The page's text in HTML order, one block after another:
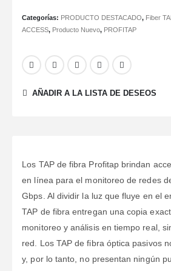
Categorías: PRODUCTO DESTACADO, Fiber
ACCESS, Producto Nuevo, PROFITAP
AÑADIR A LA LISTA DE DESEOS
Los TAP de fibra Profitap brindan
en línea para el monitoreo de redes
Gbps. Al dividir la luz que fluye en el
TAP de fibra entregan una copia
monitoreo y análisis en tiempo real,
red. Los TAP de fibra óptica pasivos
y, por lo tanto, no presentan ningún